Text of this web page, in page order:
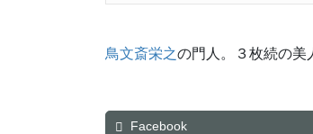
鳥文斎栄之の門人。３枚続の美
Facebook